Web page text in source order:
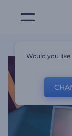
Would you like